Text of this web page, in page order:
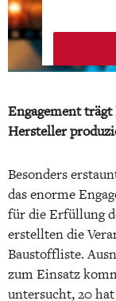
Engagement
Hersteller
Besonders
das enorme
für die Erfüllung
erstellten die
Baustoffliste.
zum Einsatz
untersucht, 20